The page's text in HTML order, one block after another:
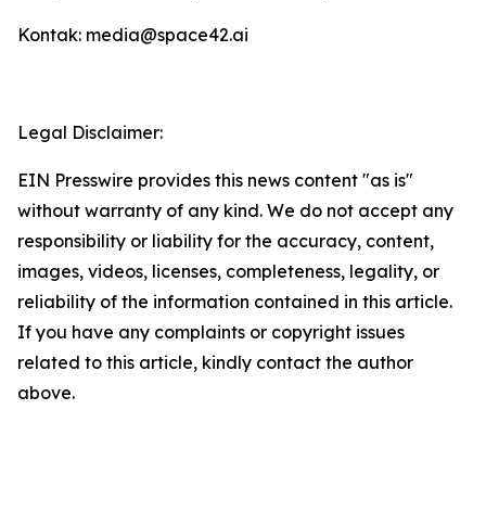
Kontak: media@space42.ai
Legal Disclaimer:
EIN Presswire provides this news content "as is"
without warranty of any kind. We do not accept any
responsibility or liability for the accuracy, content,
images, videos, licenses, completeness, legality, or
reliability of the information contained in this article.
If you have any complaints or copyright issues
related to this article, kindly contact the author
above.